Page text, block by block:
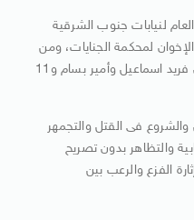
لنيابات جنوب الشرقية
الإخوان لمحكمة الجنايات، ومن
بينهم القياديان والبرلمانيان السابقان فريد اسماعيل وأمير بسام و11
والشروع فى القتل والتجمهر
والتظاهر بدون تصريح
الفزع والرعب بين